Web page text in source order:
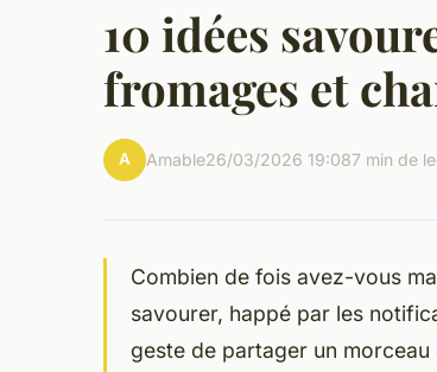
10 idées
fromages et
A Amable26/03/2026 19:087 min de
Combien de fois avez-vous
savourer, happé par les
geste de partager un morceau